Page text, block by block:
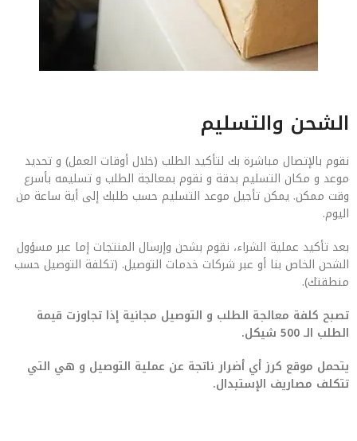
الشحن والتسليم
نقوم بالإتصال مباشرة بك لتأكيد الطلب (خلال أوقات العمل) و تحديد
موعد و مكان التسليم بدقة و نقوم بمعالجة الطلب و تسليمه بأسرع
وقت ممكن. يمكن تأجيل موعد التسليم حسب طلبك إلى أية ساعة من
اليوم.
بعد تأكيد عملية الشراء، نقوم بشحن وإرسال المنتجات إما عبر مسؤول
الشحن الخاص بنا أو عبر شركات خدمات التوصيل. (تكلفة التوصيل حسب
منطقتك).
تصبح كلفة معالجة الطلب و التوصيل مجانية إذا تجاوزت قيمة
الطلب الـ 500 شيكل.
يتحمل موقع كرز أي أضرار ناتجة عن عملية التوصيل و هي التي
تتكلف مصاريف الإستبدال.